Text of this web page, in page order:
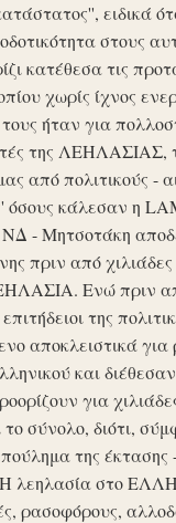
ειδικά
στους
κατέθεσα τις
χωρίς ίχνος
ήταν για
της ΛΕΗΛΑΣΙΑΣ,
από πολιτικούς -
κάλεσαν η
ΝΔ - Μητσοτάκη
πριν από
Ενώ πριν
της
αποκλειστικά για
και
για
σύνολο, διότι,
της
Η λεηλασία στο
ρασοφόρους,